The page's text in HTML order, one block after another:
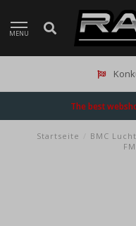
MENU
The best
Startseite
BMC